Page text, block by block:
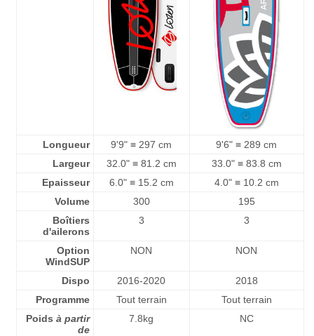
Longueur 9'9" ≡ 297 cm
9'6" ≡ 289 cm
Largeur
32.0" ≡ 81.2 cm
33.0" ≡ 83.8 cm
Epaisseur
6.0" ≡ 15.2 cm
4.0" ≡ 10.2 cm
Volume
300
195
Boîtiers
d'ailerons
3 3
Option
WindSUP
NON NON
Dispo 2016-2020
2018
Programme
Tout terrain
Tout terrain
Poids à partir
de
7.8kg NC